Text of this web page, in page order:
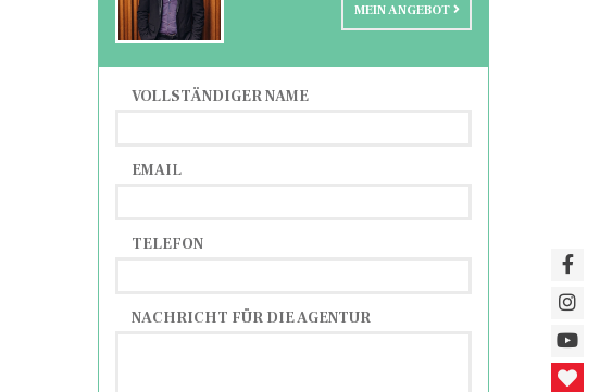
MEIN ANGEBOT
VOLLSTÄNDIGER NAME
EMAIL
TELEFON
NACHRICHT FÜR DIE AGENTUR